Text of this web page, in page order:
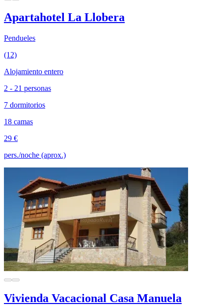
Apartahotel La Llobera
Pendueles
(12)
Alojamiento entero
2 - 21 personas
7 dormitorios
18 camas
29 €
pers./noche (aprox.)
Vivienda Vacacional Casa Manuela